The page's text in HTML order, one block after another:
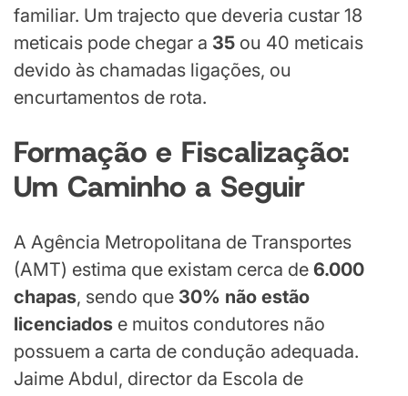
familiar. Um trajecto que deveria custar 18
meticais pode chegar a 35 ou 40 meticais
devido às chamadas ligações, ou
encurtamentos de rota.
Formação e Fiscalização:
Um Caminho a Seguir
A Agência Metropolitana de Transportes
(AMT) estima que existam cerca de 6.000
chapas, sendo que 30% não estão
licenciados e muitos condutores não
possuem a carta de condução adequada.
Jaime Abdul, director da Escola de